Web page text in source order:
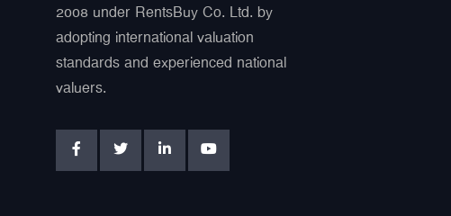
2008 under RentsBuy Co. Ltd. by
adopting international valuation
standards and experienced national
valuers.